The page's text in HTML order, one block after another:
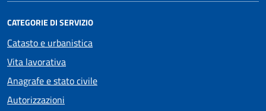
CATEGORIE DI SERVIZIO
Catasto e urbanistica
Vita lavorativa
Anagrafe e stato civile
Autorizzazioni